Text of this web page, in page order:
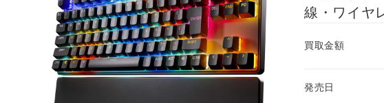
線・ワイヤ
買取金額
発売日